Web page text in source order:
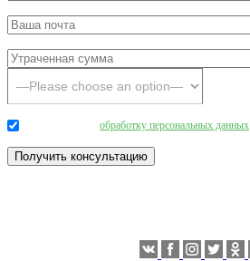
обработку персональных данных